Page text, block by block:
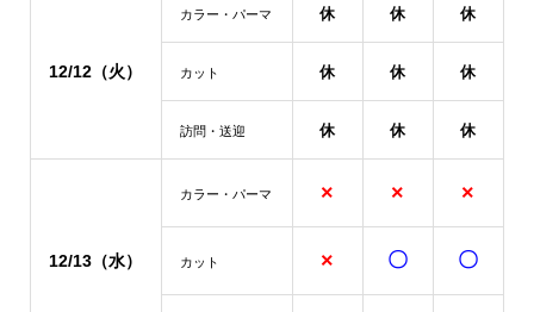
12/12（火）
カラー・パーマ 休 休 休
カット 休 休 休
訪問・送迎 休 休 休
12/13（水）
カラー・パーマ × × ×
カット × 〇 〇